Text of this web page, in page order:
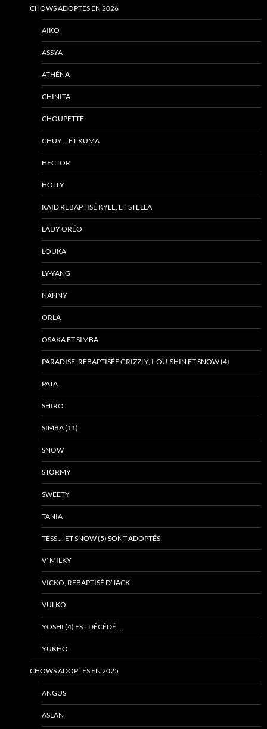
CHOWS ADOPTÉS EN 2026
AÏKO
ASSYA
ATHÉNA
CHINITA
CHOUPETTE
CHUY… ET KUMA
HECTOR
HOLLY
KAÏD REBAPTISÉ KYLE, ET STELLA
LADY ORÉO
LOUKA
LY-YANG
NANNY
ORLA
OSAKA ET SIMBA
PARADISE, REBAPTISÉE GRIZZLY, I-OU-SHIN ET SNOW (4)
PATA
SHIRO
SIMBA (11)
SNOW
STORMY
SWEETY
TANIA
TESS … ET SNOW (5) SONT ADOPTÉS
V’ MILKY
VICKO, REBAPTISÉ D’JACK
VULKO
YOSHI (4) EST DÉCÉDÉ….
YUKHO
CHOWS ADOPTÉS EN 2025
ANGUS
ASLAN